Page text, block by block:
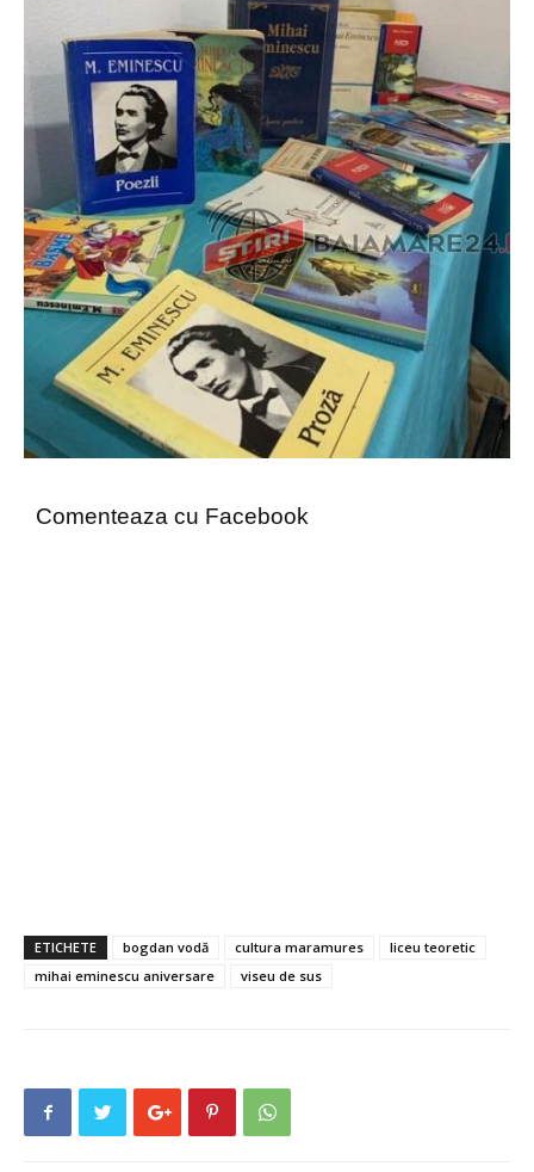
Comenteaza cu Facebook
ETICHETE bogdan vodă cultura maramures
liceu teoretic
mihai eminescu aniversare
viseu de sus